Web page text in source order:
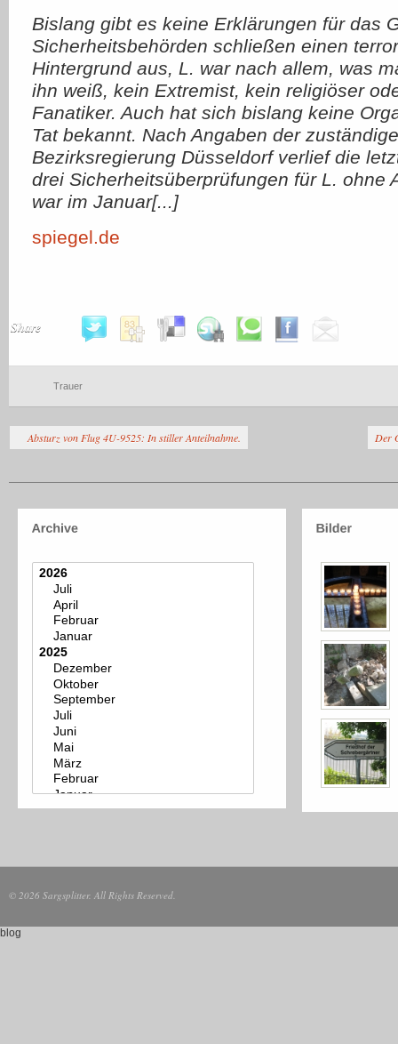
Bislang gibt es keine Erklärungen für das
Sicherheitsbehörden schließen einen
Hintergrund aus, L. war nach allem, was
ihn weiß, kein Extremist, kein religiöser
Fanatiker. Auch hat sich bislang keine
Tat bekannt. Nach Angaben der
Bezirksregierung Düsseldorf verlief die
drei Sicherheitsüberprüfungen für L. ohne
war im Januar[...]
spiegel.de
Share
Trauer
Absturz von Flug 4U-9525: In stiller Anteilnahme. Der
© 2026 Sargsplitter. All Rights Reserved.
blog